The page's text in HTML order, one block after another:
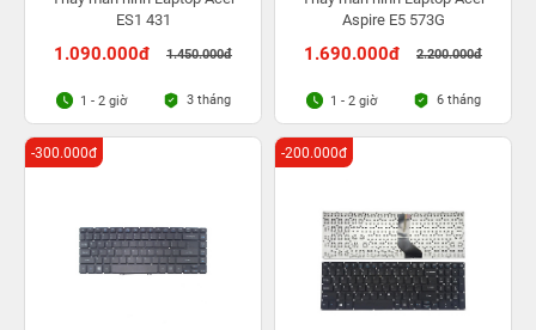
ES1 431
1.090.000đ 1.450.000đ
1 - 2 giờ 3 tháng
Aspire E5 573G
1.690.000đ 2.200.000đ
1 - 2 giờ 6 tháng
-300.000đ -200.000đ